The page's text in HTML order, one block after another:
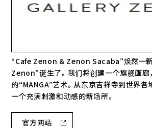
“Cafe Zenon & Zenon Sacaba”焕然一
Zenon”诞生了。我们将创建一个旗舰画廊
的“MANGA”艺术。从东京吉祥寺到世界各
一个充满刺激和动感的新场所。
官方网站